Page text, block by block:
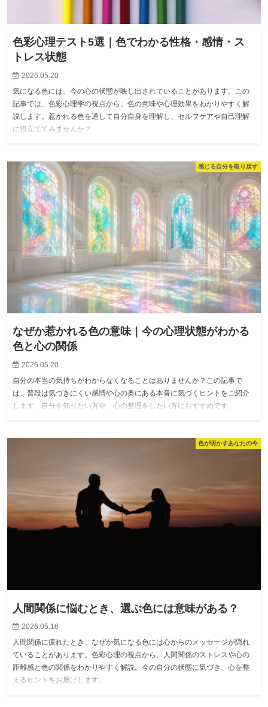
色彩心理テスト5選｜色でわかる性格・感情・ス
トレス状態
2026.05.20
気になる色には、今の心の状態が映し出されていることがあります。この
記事では、色彩心理学の視点から、色の意味や心理効果をわかりやすく解
説します。惹かれる色を通して自分自身を理解し、セルフケアや自己理解
に役立ててみませんか？
感じる自分を取り戻す
なぜか惹かれる色の意味｜今の心理状態がわかる
色と心の関係
2026.05.20
自分の本当の気持ちがわからなくなることはありませんか？この記事で
は、普段は気づきにくい感情や心の奥にある本音に気づくヒントをご紹介
します。自分を知りたい方や、心の整理をしたい方におすすめです。
色が明かすあなたの今
人間関係に悩むとき、選ぶ色には意味がある？
2026.05.16
人間関係に疲れたとき、なぜか気になる色には心からのメッセージが隠れ
ていることがあります。色彩心理の視点から、人間関係のストレスや心の
距離感と色の関係をわかりやすく解説。今の自分の状態に気づき、心を整
えるヒントをお届けします。